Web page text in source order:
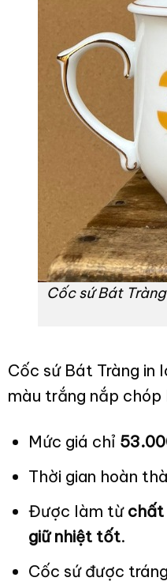
Cốc sứ Bát
Cốc sứ Bát Tràng in
màu trắng nắp chóp
Mức giá chỉ
Thời gian hoàn
Được làm từ chất
giữ nhiệt tốt.
Cốc sứ được